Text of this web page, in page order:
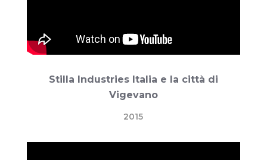
Stilla Industries Italia e la città di
Vigevano
2015